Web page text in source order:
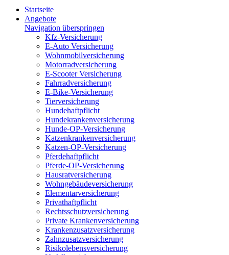
Startseite
Angebote
Navigation überspringen
Kfz-Versicherung
E-Auto Versicherung
Wohnmobilversicherung
Motorradversicherung
E-Scooter Versicherung
Fahrradversicherung
E-Bike-Versicherung
Tierversicherung
Hundehaftpflicht
Hundekrankenversicherung
Hunde-OP-Versicherung
Katzenkrankenversicherung
Katzen-OP-Versicherung
Pferdehaftpflicht
Pferde-OP-Versicherung
Hausratversicherung
Wohngebäudeversicherung
Elementarversicherung
Privathaftpflicht
Rechtsschutzversicherung
Private Krankenversicherung
Krankenzusatzversicherung
Zahnzusatzversicherung
Risikolebensversicherung